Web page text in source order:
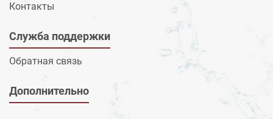
Контакты
Служба поддержки
Обратная связь
Дополнительно